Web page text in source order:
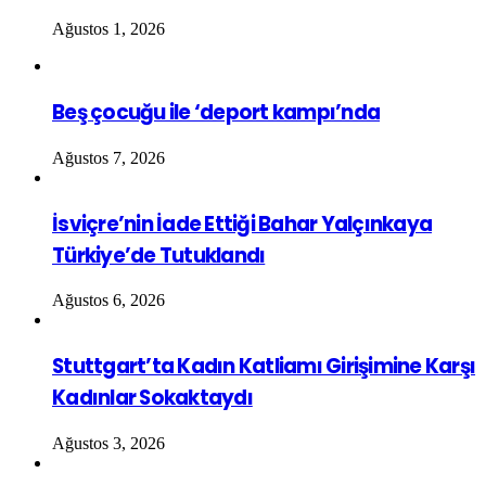
Ağustos 1, 2026
Beş çocuğu ile ‘deport kampı’nda
Ağustos 7, 2026
İsviçre’nin İade Ettiği Bahar Yalçınkaya
Türkiye’de Tutuklandı
Ağustos 6, 2026
Stuttgart’ta Kadın Katliamı Girişimine Karşı
Kadınlar Sokaktaydı
Ağustos 3, 2026